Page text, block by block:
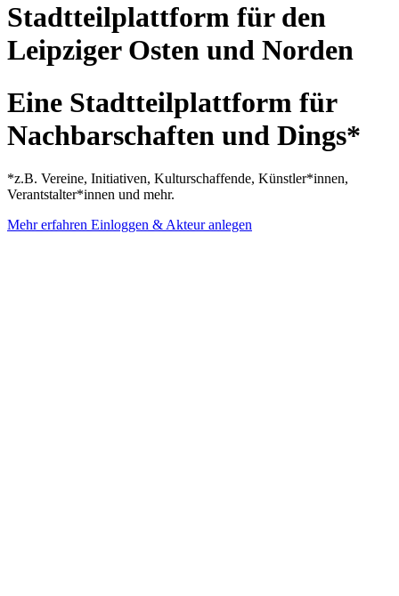
Stadtteilplattform für den
Leipziger Osten und Norden
Eine Stadtteilplattform für
Nachbarschaften und Dings*
*z.B. Vereine, Initiativen, Kulturschaffende, Künstler*innen,
Verantstalter*innen und mehr.
Mehr erfahren Einloggen & Akteur anlegen